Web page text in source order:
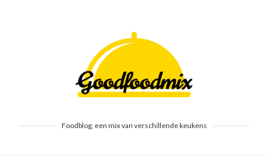
Foodblog, een mix van verschillende keukens